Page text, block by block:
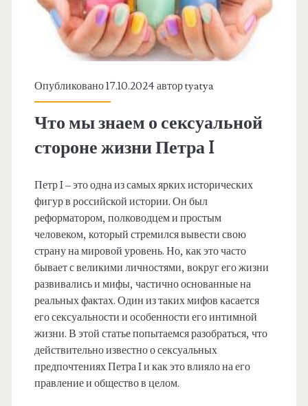
Опубликовано 17.10.2024 авторtyatya
Что мы знаем о сексуальной
стороне жизни Петра I
Петр I – это одна из самых ярких исторических
фигур в российской истории. Он был
реформатором, полководцем и простым
человеком, который стремился вывести свою
страну на мировой уровень. Но, как это часто
бывает с великими личностями, вокруг его жизни
развивались и мифы, частично основанные на
реальных фактах. Один из таких мифов касается
его сексуальности и особенности его интимной
жизни. В этой статье попытаемся разобраться, что
действительно известно о сексуальных
предпочтениях Петра I и как это влияло на его
правление и общество в целом.